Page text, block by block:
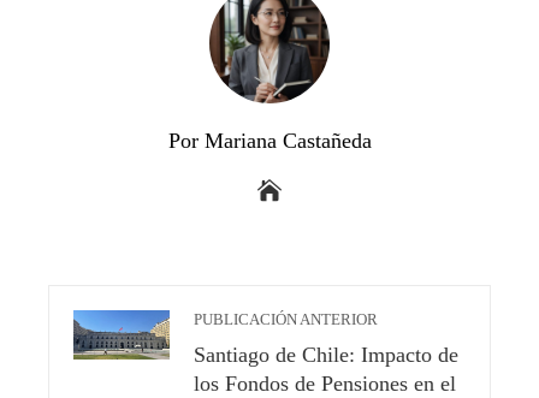
Por Mariana Castañeda
PUBLICACIÓN ANTERIOR
Santiago de Chile: Impacto de
los Fondos de Pensiones en el